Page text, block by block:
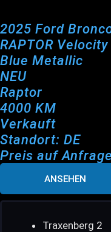
2025 Ford
RAPTOR Velocity
Blue Metallic
NEU
Raptor
4000 KM
Verkauft
Standort: DE
Preis auf Anfrage
ANSEHEN
Traxenberg 2